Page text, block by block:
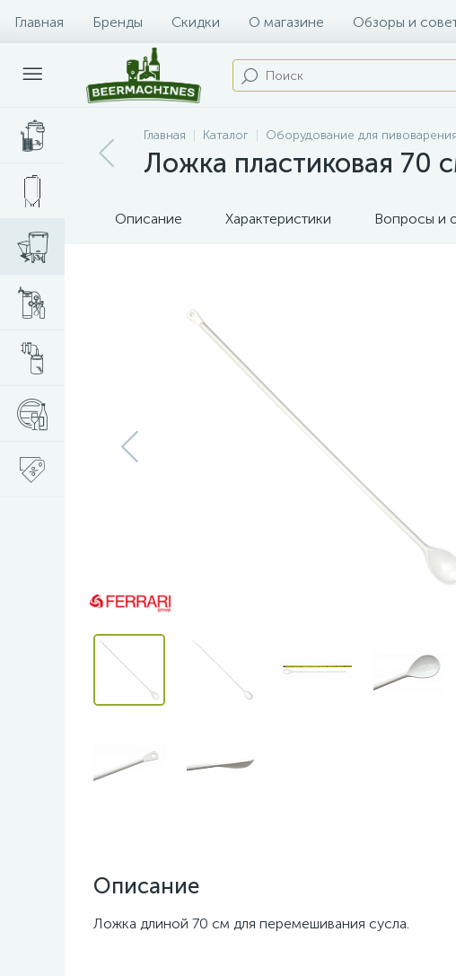
Главная Бренды Скидки О магазине Обзоры и
Главная Каталог Оборудование для пивоварения
Ложка пластиковая 70
Описание Характеристики Вопросы и
Описание
Ложка длиной 70 см для перемешивания сусла.